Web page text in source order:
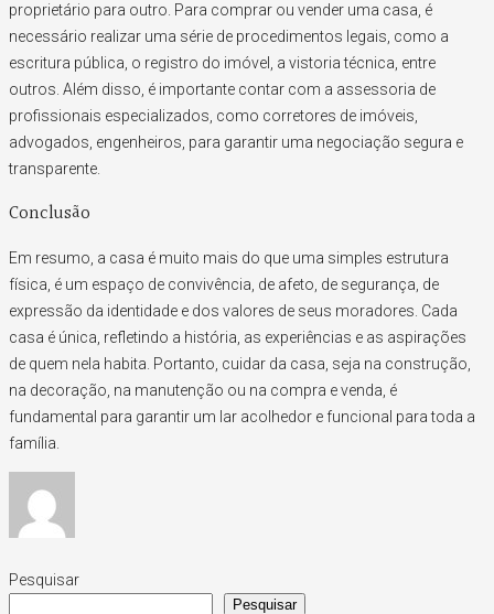
proprietário para outro. Para comprar ou vender uma casa, é
necessário realizar uma série de procedimentos legais, como a
escritura pública, o registro do imóvel, a vistoria técnica, entre
outros. Além disso, é importante contar com a assessoria de
profissionais especializados, como corretores de imóveis,
advogados, engenheiros, para garantir uma negociação segura e
transparente.
Conclusão
Em resumo, a casa é muito mais do que uma simples estrutura
física, é um espaço de convivência, de afeto, de segurança, de
expressão da identidade e dos valores de seus moradores. Cada
casa é única, refletindo a história, as experiências e as aspirações
de quem nela habita. Portanto, cuidar da casa, seja na construção,
na decoração, na manutenção ou na compra e venda, é
fundamental para garantir um lar acolhedor e funcional para toda a
família.
Pesquisar
Pesquisar